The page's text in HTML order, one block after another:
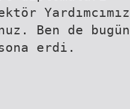
Ben de
erdi.